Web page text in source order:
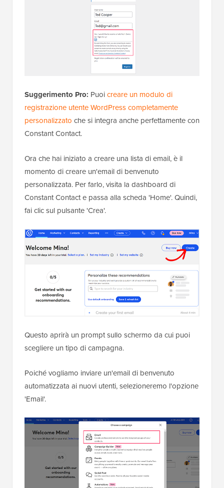
Suggerimento Pro: Puoicreare un modulo di
registrazione utente WordPress completamente
personalizzato che si integra anche perfettamente con
Constant Contact.
Ora che hai iniziato a creare una lista di email, è il
momento di creare un'email di benvenuto
personalizzata. Per farlo, visita la dashboard di
Constant Contact e passa alla scheda 'Home'. Quindi,
fai clic sul pulsante 'Crea'.
Questo aprirà un prompt sullo schermo da cui puoi
scegliere un tipo di campagna.
Poiché vogliamo inviare un'email di benvenuto
automatizzata ai nuovi utenti, selezioneremo l'opzione
'Email'.